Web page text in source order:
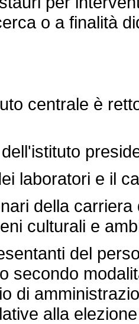
o a finalità
centrale è
laboratori e il
della carriera
culturali e
del
secondo
di
alla